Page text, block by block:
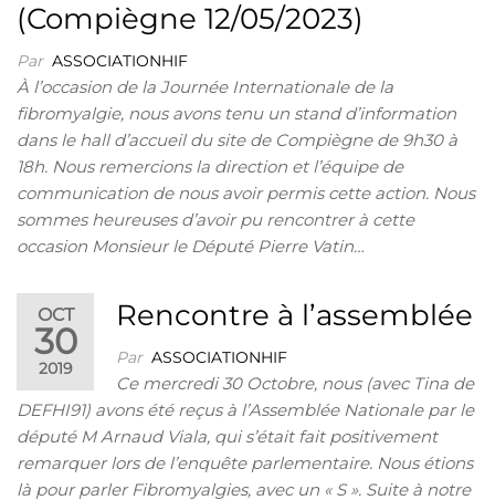
(Compiègne 12/05/2023)
Par ASSOCIATIONHIF
À l’occasion de la Journée Internationale de la
fibromyalgie, nous avons tenu un stand d’information
dans le hall d’accueil du site de Compiègne de 9h30 à
18h. Nous remercions la direction et l’équipe de
communication de nous avoir permis cette action. Nous
sommes heureuses d’avoir pu rencontrer à cette
occasion Monsieur le Député Pierre Vatin…
OCT
30
2019
Rencontre à l’assemblée
Par ASSOCIATIONHIF
Ce mercredi 30 Octobre, nous (avec Tina de
DEFHI91) avons été reçus à l’Assemblée Nationale par le
député M Arnaud Viala, qui s’était fait positivement
remarquer lors de l’enquête parlementaire. Nous étions
là pour parler Fibromyalgies, avec un « S ». Suite à notre